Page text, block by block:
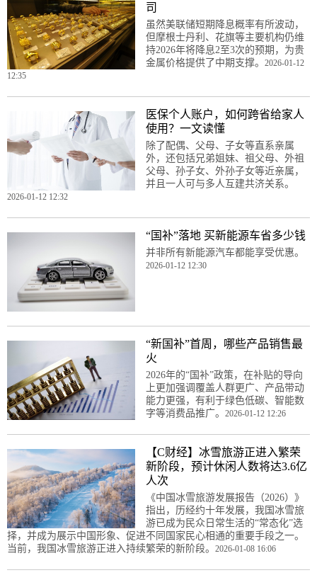
司
虽然美联储短期降息概率有所波动，
但摩根士丹利、花旗等主要机构仍维
持2026年将降息2至3次的预期，为贵
金属价格提供了中期支撑。 2026-01-12
12:35
医保个人账户，如何跨省给家人
使用？一文读懂
除了配偶、父母、子女等直系亲属
外，还包括兄弟姐妹、祖父母、外祖
父母、孙子女、外孙子女等近亲属，
并且一人可与多人互建共济关系。
2026-01-12 12:32
“国补”落地 买新能源车省多少钱
并非所有新能源汽车都能享受优惠。
2026-01-12 12:30
“新国补”首周，哪些产品销售最
火
2026年的“国补”政策，在补贴的导向
上更加强调覆盖人群更广、产品带动
能力更强，有利于绿色低碳、智能数
字等消费品推广。 2026-01-12 12:26
【C财经】冰雪旅游正进入繁荣
新阶段，预计休闲人数将达3.6亿
人次
《中国冰雪旅游发展报告（2026）》
指出，历经约十年发展，我国冰雪旅
游已成为民众日常生活的“常态化”选
择，并成为展示中国形象、促进不同国家民心相通的重要手段之一。
当前，我国冰雪旅游正进入持续繁荣的新阶段。 2026-01-08 16:06